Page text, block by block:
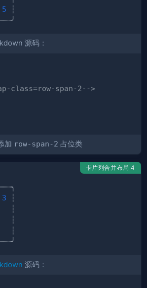
5
源码：
class=row-span-2-->
加 row-span-2 占位类
卡片列合并布局 4
3
源码：